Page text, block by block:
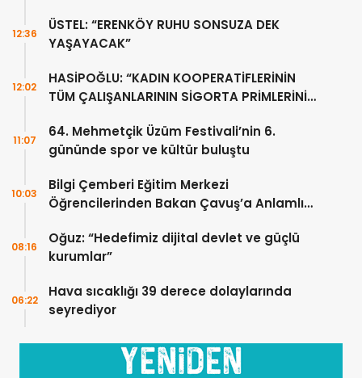
ÜSTEL: “ERENKÖY RUHU SONSUZA DEK
YAŞAYACAK”
12:36
HASİPOĞLU: “KADIN KOOPERATİFLERİNİN
TÜM ÇALIŞANLARININ SİGORTA PRİMLERİNİ
12:02
64. Mehmetçik Üzüm Festivali’nin 6.
gününde spor ve kültür buluştu
11:07
Bilgi Çemberi Eğitim Merkezi
Öğrencilerinden Bakan Çavuş’a Anlamlı
10:03
Oğuz: “Hedefimiz dijital devlet ve güçlü
kurumlar”
08:16
Hava sıcaklığı 39 derece dolaylarında
seyrediyor
06:22